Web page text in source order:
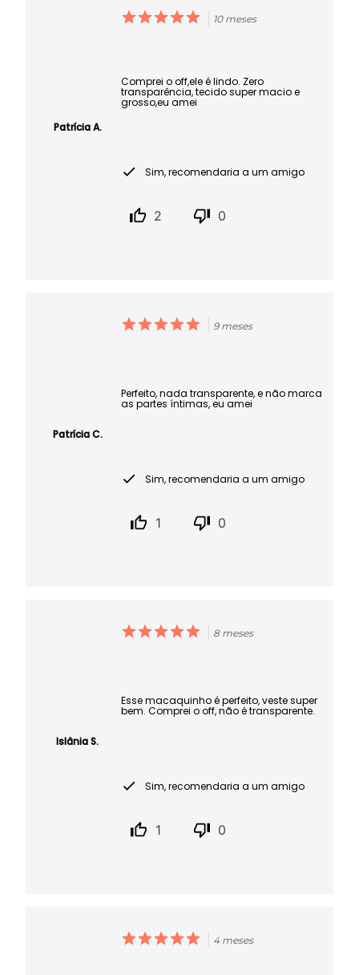
Patrícia A.
10 meses
Comprei o off,ele é lindo. Zero
transparência, tecido super macio e
grosso,eu amei
Sim, recomendaria a um amigo
2 0
Patrícia C.
9 meses
Perfeito, nada transparente, e não marca
as partes íntimas, eu amei
Sim, recomendaria a um amigo
1 0
Islânia S.
8 meses
Esse macaquinho é perfeito, veste super
bem. Comprei o off, não é transparente.
Sim, recomendaria a um amigo
1 0
4 meses